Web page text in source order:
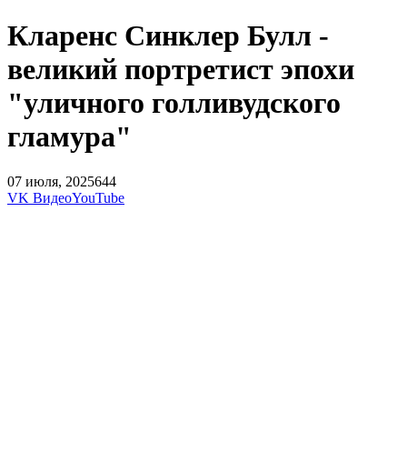
Кларенс Синклер Булл -
великий портретист эпохи
"уличного голливудского
гламура"
07 июля, 2025644
VK ВидеоYouTube